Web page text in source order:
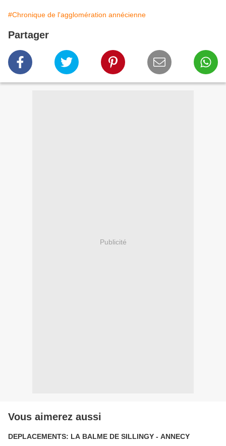
#Chronique de l'agglomération annécienne
Partager
Publicité
Vous aimerez aussi
DEPLACEMENTS: LA BALME DE SILLINGY - ANNECY